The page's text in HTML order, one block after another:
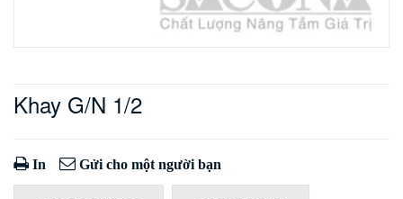
Khay G/N 1/2
In Gửi cho một người bạn